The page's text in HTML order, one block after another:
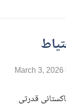
March 3, 2026
قدرتی